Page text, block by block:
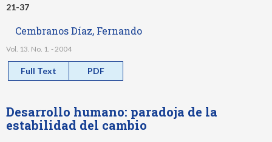
21-37
Cembranos Díaz, Fernando
Vol. 13. No. 1. - 2004
Full Text PDF
Desarrollo humano: paradoja de la
estabilidad del cambio